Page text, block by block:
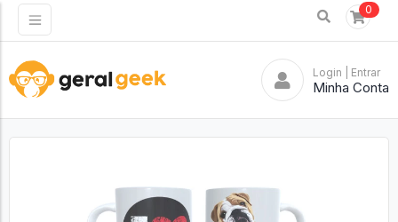
0
Login | Entrar
Minha Conta